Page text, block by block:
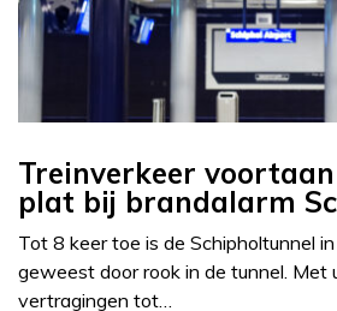
Treinverkeer
plat bij brandalarm
Tot 8 keer toe is de Schipholtunnel
geweest door rook in de tunnel. Met
vertragingen tot…